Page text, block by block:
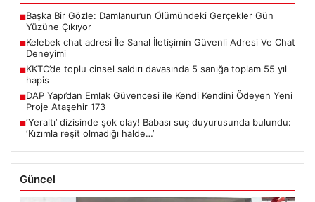
■Başka Bir Gözle: Damlanur’un Ölümündeki Gerçekler Gün
Yüzüne Çıkıyor
■Kelebek chat adresi İle Sanal İletişimin Güvenli Adresi Ve Chat
Deneyimi
■KKTC’de toplu cinsel saldırı davasında 5 sanığa toplam 55 yıl
hapis
■DAP Yapı’dan Emlak Güvencesi ile Kendi Kendini Ödeyen Yeni
Proje Ataşehir 173
■‘Yeraltı’ dizisinde şok olay! Babası suç duyurusunda bulundu:
‘Kızımla reşit olmadığı halde…’
Güncel